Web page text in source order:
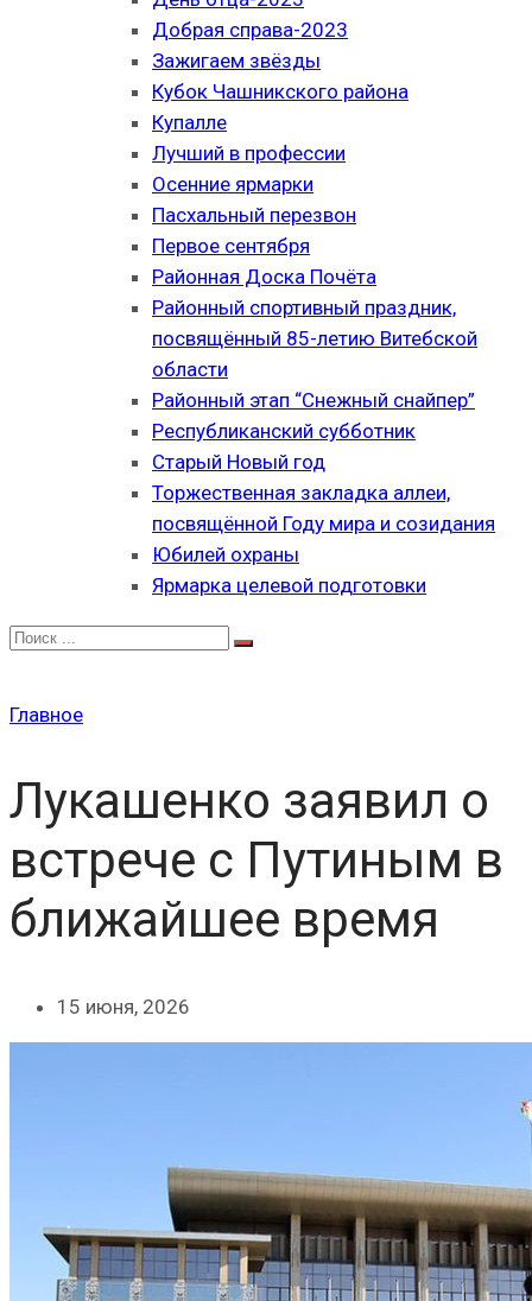
Добрая справа-2023
Зажигаем звёзды
Кубок Чашникского района
Купалле
Лучший в профессии
Осенние ярмарки
Пасхальный перезвон
Первое сентября
Районная Доска Почёта
Районный спортивный праздник,
посвящённый 85-летию Витебской
области
Районный этап “Снежный снайпер”
Республиканский субботник
Старый Новый год
Торжественная закладка аллеи,
посвящённой Году мира и созидания
Юбилей охраны
Ярмарка целевой подготовки
Главное
Лукашенко заявил о
встрече с Путиным в
ближайшее время
15 июня, 2026